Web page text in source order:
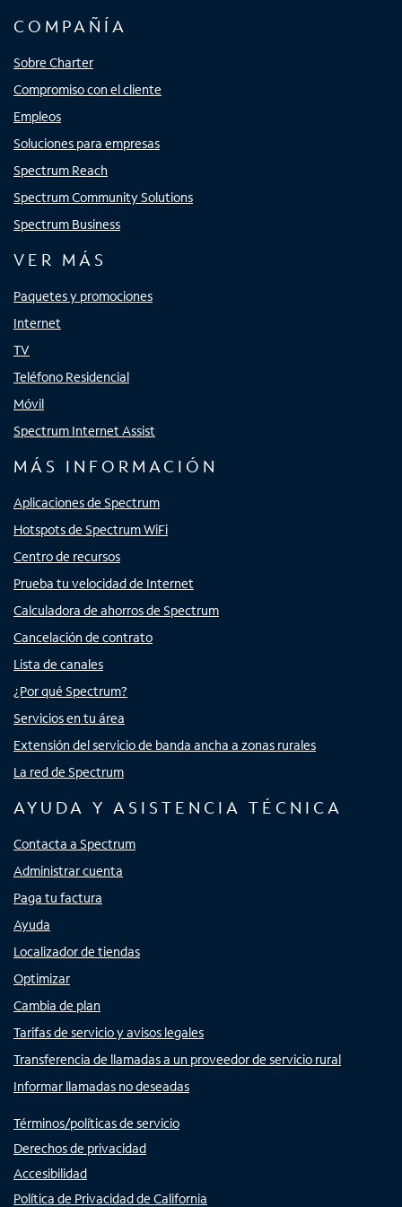
COMPAÑÍA
Sobre Charter
Compromiso con el cliente
Empleos
Soluciones para empresas
Spectrum Reach
Spectrum Community Solutions
Spectrum Business
VER MÁS
Paquetes y promociones
Internet
TV
Teléfono Residencial
Móvil
Spectrum Internet Assist
MÁS INFORMACIÓN
Aplicaciones de Spectrum
Hotspots de Spectrum WiFi
Centro de recursos
Prueba tu velocidad de Internet
Calculadora de ahorros de Spectrum
Cancelación de contrato
Lista de canales
¿Por qué Spectrum?
Servicios en tu área
Extensión del servicio de banda ancha a zonas rurales
La red de Spectrum
AYUDA Y ASISTENCIA TÉCNICA
Contacta a Spectrum
Administrar cuenta
Paga tu factura
Ayuda
Localizador de tiendas
Optimizar
Cambia de plan
Tarifas de servicio y avisos legales
Transferencia de llamadas a un proveedor de servicio rural
Informar llamadas no deseadas
Términos/políticas de servicio
Derechos de privacidad
Accesibilidad
Política de Privacidad de California